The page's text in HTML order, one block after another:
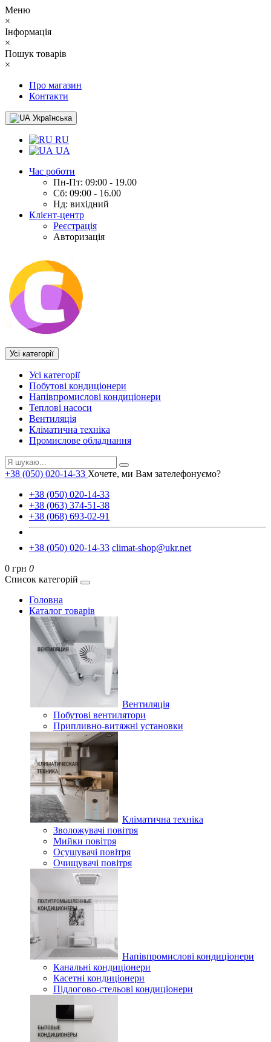
Меню
×
Інформація
×
Пошук товарів
×
Про магазин
Контакти
Українська
RU
UA
Час роботи
Пн-Пт: 09:00 - 19.00
Сб: 09:00 - 16.00
Нд: вихідний
Клієнт-центр
Реєстрація
Авторизація
Усі категорії
Усі категорії
Побутові кондиціонери
Напівпромислові кондиціонери
Теплові насоси
Вентиляція
Кліматична техніка
Промислове обладнання
+38 (050) 020-14-33 Хочете, ми Вам зателефонуємо?
+38 (050) 020-14-33
+38 (063) 374-51-38
+38 (068) 693-02-91
+38 (050) 020-14-33 climat-shop@ukr.net
0 грн 0
Список категорій
Головна
Каталог товарів
Вентиляція
Побутові вентилятори
Припливно-витяжні установки
Кліматична техніка
Зволожувачі повітря
Мийки повітря
Осушувачі повітря
Очищувачі повітря
Напівпромислові кондиціонери
Канальні кондиціонери
Касетні кондиціонери
Підлогово-стельові кондиціонери